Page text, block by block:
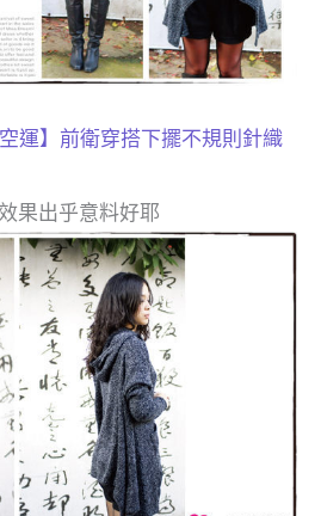
運】前衛穿搭下擺不規則針織
果出乎意料好耶